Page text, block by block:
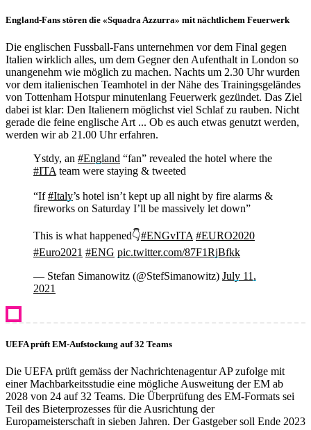
England-Fans stören die «Squadra Azzurra» mit nächtlichem Feuerwerk
Die englischen Fussball-Fans unternehmen vor dem Final gegen
Italien wirklich alles, um dem Gegner den Aufenthalt in London so
unangenehm wie möglich zu machen. Nachts um 2.30 Uhr wurden
vor dem italienischen Teamhotel in der Nähe des Trainingsgeländes
von Tottenham Hotspur minutenlang Feuerwerk gezündet. Das Ziel
dabei ist klar: Den Italienern möglichst viel Schlaf zu rauben. Nicht
gerade die feine englische Art ... Ob es auch etwas genutzt werden,
werden wir ab 21.00 Uhr erfahren.
Ystdy, an #England “fan” revealed the hotel where the
#ITA team were staying & tweeted
“If#Italy’s hotel isn’t kept up all night by fire alarms &
fireworks on Saturday I’ll be massively let down”
This is what happened👇#ENGvITA #EURO2020
#Euro2021 #ENG pic.twitter.com/87F1RjBfkk
— Stefan Simanowitz (@StefSimanowitz) July 11,
2021
UEFA prüft EM-Aufstockung auf 32 Teams
Die UEFA prüft gemäss der Nachrichtenagentur AP zufolge mit
einer Machbarkeitsstudie eine mögliche Ausweitung der EM ab
2028 von 24 auf 32 Teams. Die Überprüfung des EM-Formats sei
Teil des Bieterprozesses für die Ausrichtung der
Europameisterschaft in sieben Jahren. Der Gastgeber soll Ende 2023